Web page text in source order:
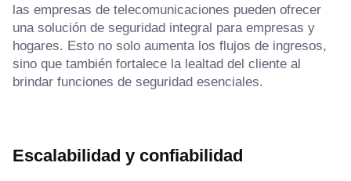
las empresas de telecomunicaciones pueden ofrecer
una solución de seguridad integral para empresas y
hogares. Esto no solo aumenta los flujos de ingresos,
sino que también fortalece la lealtad del cliente al
brindar funciones de seguridad esenciales.
Escalabilidad y confiabilidad